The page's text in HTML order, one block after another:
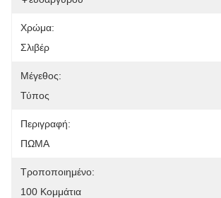
Χρώμα:
Σλιβέρ
Μέγεθος:
Τύπος
Περιγραφή:
ΠΩΜΑ
Τροποποιημένο:
100 Κομμάτια